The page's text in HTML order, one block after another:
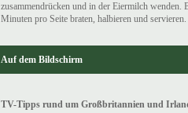
zusammendrücken und in der Eiermilch wenden.
Minuten pro Seite braten, halbieren und
Auf dem Bildschirm
TV-Tipps rund um Großbritannien und